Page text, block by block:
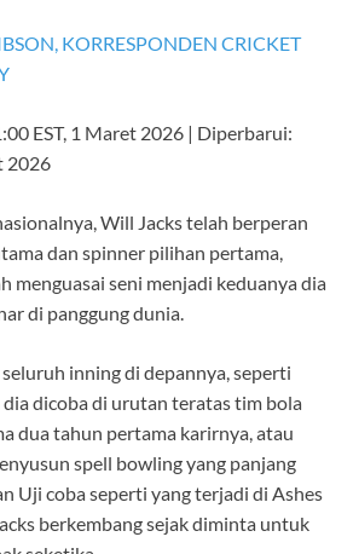
KORRESPONDEN CRICKET
EST, 1 Maret 2026 | Diperbarui:
2026
Will Jacks telah berperan
dan spinner pilihan pertama,
menguasai seni menjadi keduanya dia
di panggung dunia.
inning di depannya, seperti
dicoba di urutan teratas tim bola
dua tahun pertama karirnya, atau
spell bowling yang panjang
Uji coba seperti yang terjadi di Ashes
berkembang sejak diminta untuk